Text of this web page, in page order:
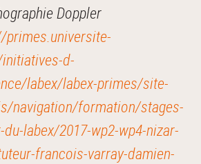
Doppler
primes.universite-
d-
labex/labex-primes/site-
navigation/formation/stages-
labex/2017-wp2-wp4-nizar-
francois-varray-damien-